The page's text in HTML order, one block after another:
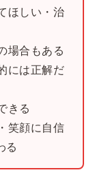
ほしい・治
場合もある
には正解だ
きる
笑顔に自信
る